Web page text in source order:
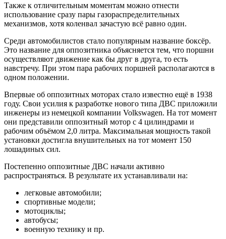
Также к отличительным моментам можно отнести
использование сразу пары газораспределительных
механизмов, хотя коленвал зачастую всё равно один.
Среди автомобилистов стало популярным название боксёр.
Это название для оппозитника объясняется тем, что поршни
осуществляют движение как бы друг в друга, то есть
навстречу. При этом пара рабочих поршней располагаются в
одном положении.
Впервые об оппозитных моторах стало известно ещё в 1938
году. Свои усилия к разработке нового типа ДВС приложили
инженеры из немецкой компании Volkswagen. На тот момент
они представили оппозитный мотор с 4 цилиндрами и
рабочим объёмом 2,0 литра. Максимальная мощность такой
установки достигла внушительных на тот момент 150
лошадиных сил.
Постепенно оппозитные ДВС начали активно
распространяться. В результате их устанавливали на:
легковые автомобили;
спортивные модели;
мотоциклы;
автобусы;
военную технику и пр.